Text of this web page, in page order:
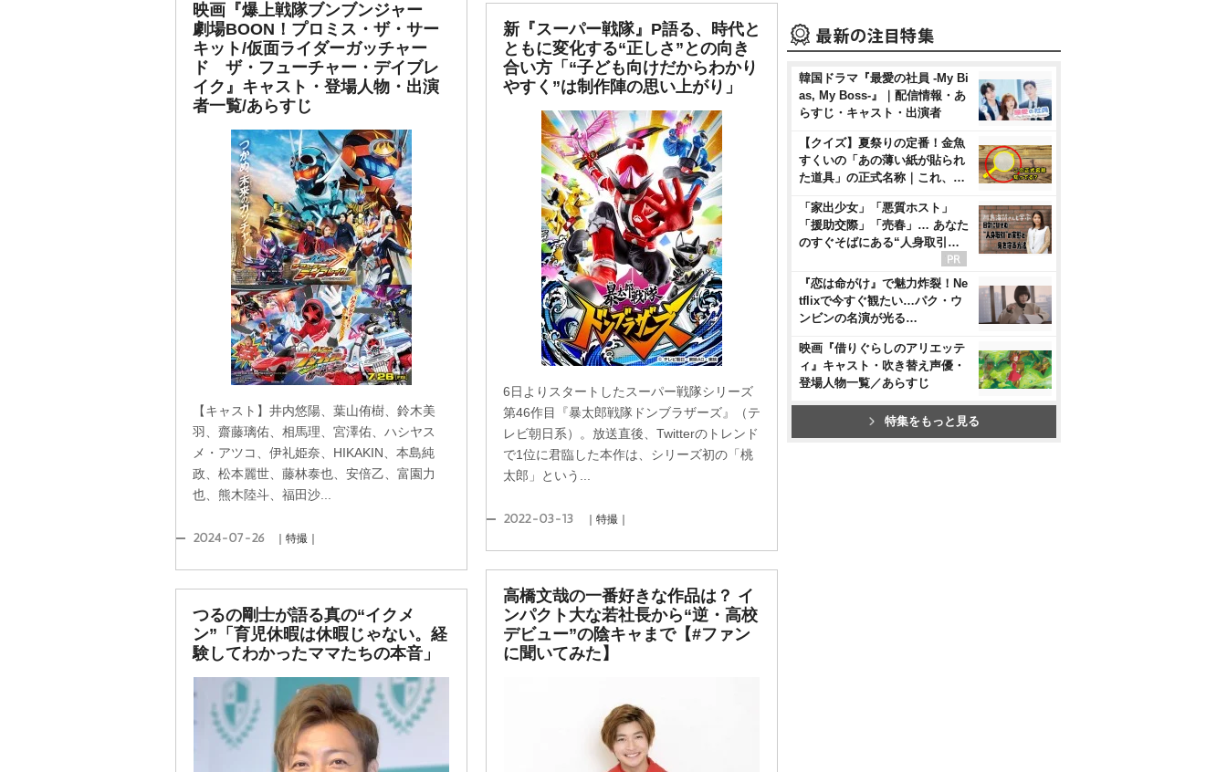
映画『爆上戦隊ブンブンジャー
劇場BOON！プロミス・ザ・サー
キット/仮面ライダーガッチャー
ド ザ・フューチャー・デイブレ
イク』キャスト・登場人物・出演
者一覧/あらすじ
【キャスト】井内悠陽、葉山侑樹、鈴木美
羽、齋藤璃佑、相馬理、宮澤佑、ハシヤス
メ・アツコ、伊礼姫奈、HIKAKIN、本島純
政、松本麗世、藤林泰也、安倍乙、富園力
也、熊木陸斗、福田沙...
2024-07-26 ｜特撮｜
新『スーパー戦隊』P語る、時代と
ともに変化する“正しさ”との向き
合い方「“子ども向けだからわかり
すく”は制作陣の思い上がり」
6日よりスタートしたスーパー戦隊シリーズ
第46作目『暴太郎戦隊ドンブラザーズ』（テ
レビ朝日系）。放送直後、Twitterのトレンド
で1位に君臨した本作は、シリーズ初の「桃
太郎」という...
2022-03-13 ｜特撮｜
高橋文哉の一番好きな作品は？ イ
ンパクト大な若社長から“逆・高校
デビュー”の陰キャまで【#ファン
に聞いてみた】
つるの剛士が語る真の“イクメ
ン”「育児休暇は休暇じゃない。経
験してわかったママたちの本音」
韓国ドラマ『最愛の社員 -My Bi
as, My Boss-』｜配信情報・あ
らすじ・キャスト・出演者
【クイズ】夏祭りの定番！金魚
すくいの「あの薄い紙が貼られ
た道具」の正式名称｜これ、…
「家出少女」「悪質ホスト」
「援助交際」「売春」… あなた
のすぐそばにある“人身取引…
『恋は命がけ』で魅力炸裂！Ne
tflixで今すぐ観たい…パク・ウ
ンビンの名演が光る…
映画『借りぐらしのアリエッテ
ィ』キャスト・吹き替え声優・
登場人物一覧／あらすじ
特集をもっと見る